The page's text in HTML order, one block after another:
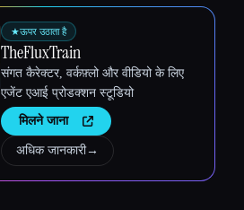
★ऊपर उठाता है
TheFluxTrain
संगत कैरेक्टर, वर्कफ़्लो और वीडियो के लिए
एजेंट एआई प्रोडक्शन स्टूडियो
मिलने जाना
अधिक जानकारी→